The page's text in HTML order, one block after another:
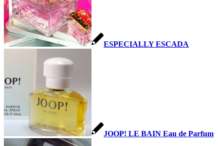
ESPECIALLY ESCADA
JOOP! LE BAIN Eau de Parfum